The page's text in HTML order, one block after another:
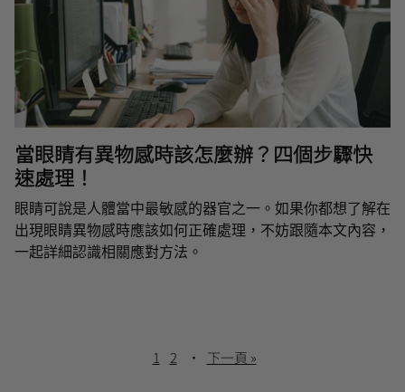
當眼睛有異物感時該怎麼辦？四個步驟快
速處理！
眼睛可說是人體當中最敏感的器官之一。如果你都想了解在
出現眼睛異物感時應該如何正確處理，不妨跟隨本文內容，
一起詳細認識相關應對方法。
1 2 · 下一頁 »